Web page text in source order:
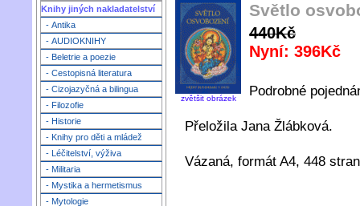
Knihy jiných nakladatelství
- Antika
- AUDIOKNIHY
- Beletrie a poezie
- Cestopisná literatura
- Cizojazyčná a bilingua
- Filozofie
- Historie
- Knihy pro děti a mládež
- Léčitelství, výživa
- Militaria
- Mystika a hermetismus
- Mytologie
zvětšit obrázek
Světlo
440Kč
Nyní: 396Kč
Podrobné
Přeložila Jana Žlábková.
Vázaná, formát A4, 448